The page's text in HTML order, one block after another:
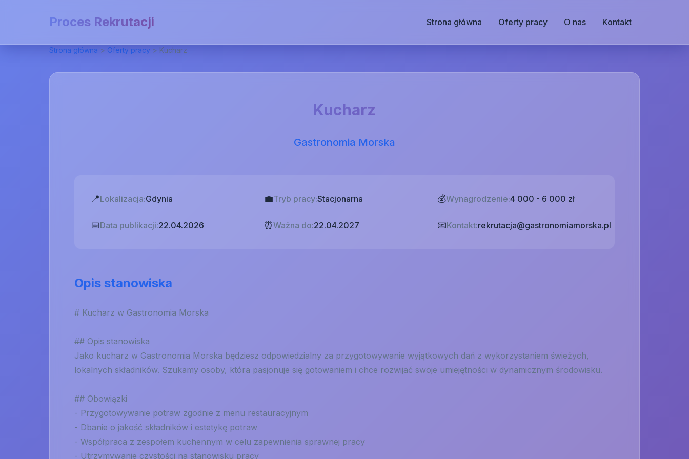
Proces Rekrutacji Strona główna Oferty pracy O nas Kontakt
Strona główna > Oferty pracy > Kucharz
Kucharz
Gastronomia Morska
📍Lokalizacja:Gdynia 💼Tryb pracy:Stacjonarna 💰Wynagrodzenie:4 000 - 6 000 zł
📅Data publikacji:22.04.2026 ⏰Ważna do:22.04.2027 📧Kontakt:rekrutacja@gastronomiamorska.pl
Opis stanowiska
# Kucharz w Gastronomia Morska
## Opis stanowiska
Jako kucharz w Gastronomia Morska będziesz odpowiedzialny za przygotowywanie wyjątkowych dań z wykorzystaniem świeżych,
lokalnych składników. Szukamy osoby, która pasjonuje się gotowaniem i chce rozwijać swoje umiejętności w dynamicznym środowisku.
## Obowiązki
- Przygotowywanie potraw zgodnie z menu restauracyjnym
- Dbanie o jakość składników i estetykę potraw
- Współpraca z zespołem kuchennym w celu zapewnienia sprawnej pracy
- Utrzymywanie czystości na stanowisku pracy